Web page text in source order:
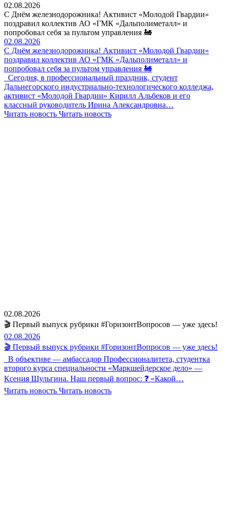
02.08.2026
С Днём железнодорожника! Активист «Молодой Гвардии»
поздравил коллектив АО «ГМК «Дальполиметалл» и
попробовал себя за пультом управления 🚂
02.08.2026
С Днём железнодорожника! Активист «Молодой Гвардии»
поздравил коллектив АО «ГМК «Дальполиметалл» и
попробовал себя за пультом управления 🚂
Сегодня, в профессиональный праздник, студент
Дальнегорского индустриально-технологического колледжа,
активист «Молодой Гвардии» Кирилл Альбеков и его
классный руководитель Ирина Александровна…
Читать новость Читать новость
02.08.2026
🎬 Первый выпуск рубрики #ГоризонтВопросов — уже здесь!
02.08.2026
🎬 Первый выпуск рубрики #ГоризонтВопросов — уже здесь!
В объективе — амбассадор Профессионалитета, студентка
второго курса специальности «Маркшейдерское дело» —
Ксения Шульгина. Наш первый вопрос: ❓ «Какой…
Читать новость Читать новость